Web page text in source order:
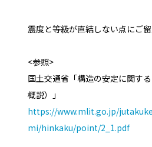
震度と等級が直結しない点にご留
<参照>
国土交通省「構造の安定に関す
概説）」
https://www.mlit.go.jp/
mi/hinkaku/point/2_1.pdf